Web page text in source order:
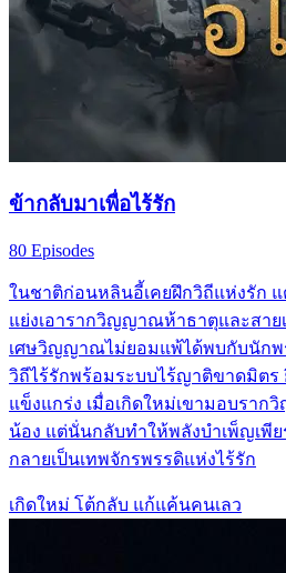
ข้ากลับมาเพื่อไร้รัก
80 Episodes
ในชาติก่อนหลินอี้เคยฝึกวิถีแห่งรัก
แย่งเอารากวิญญาณห้าธาตุและสา
เศษวิญญาณไม่ยอมแพ้ได้พบกับนักพ
วิถีไร้รักพร้อมระบบไร้ญาติขาดมิตร
แข็งแกร่ง เมื่อเกิดใหม่เขามอบรา
น้อง แต่นั่นกลับทำให้พลังบำเพ็ญเพี
กลายเป็นเทพจักรพรรดิแห่งไร้รัก
เกิดใหม่ โต้กลับ แก้แค้นคนเลว